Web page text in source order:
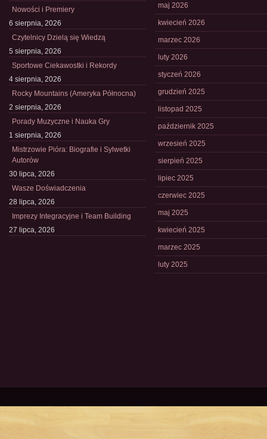
Nowości i Premiery
6 sierpnia, 2026
Czytelnicy Dzielą się Wiedzą
5 sierpnia, 2026
Sportowe Ciekawostki i Rekordy
4 sierpnia, 2026
Rocky Mountains (Ameryka Północna)
2 sierpnia, 2026
Porady Muzyczne i Nauka Gry
1 sierpnia, 2026
Mistrzowie Pióra: Biografie i Sylwetki
Autorów
30 lipca, 2026
Wasze Doświadczenia
28 lipca, 2026
Imprezy Integracyjne i Team Building
27 lipca, 2026
maj 2026
kwiecień 2026
marzec 2026
luty 2026
styczeń 2026
grudzień 2025
listopad 2025
październik 2025
wrzesień 2025
sierpień 2025
lipiec 2025
czerwiec 2025
maj 2025
kwiecień 2025
marzec 2025
luty 2025